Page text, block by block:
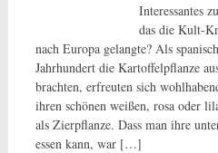
Interessantes
das die Kult-
nach Europa gelangte? Als
Jahrhundert die Kartoffelpflanze
brachten, erfreuten sich
ihren schönen weißen, rosa oder
als Zierpflanze. Dass man ihre
essen kann, war […]